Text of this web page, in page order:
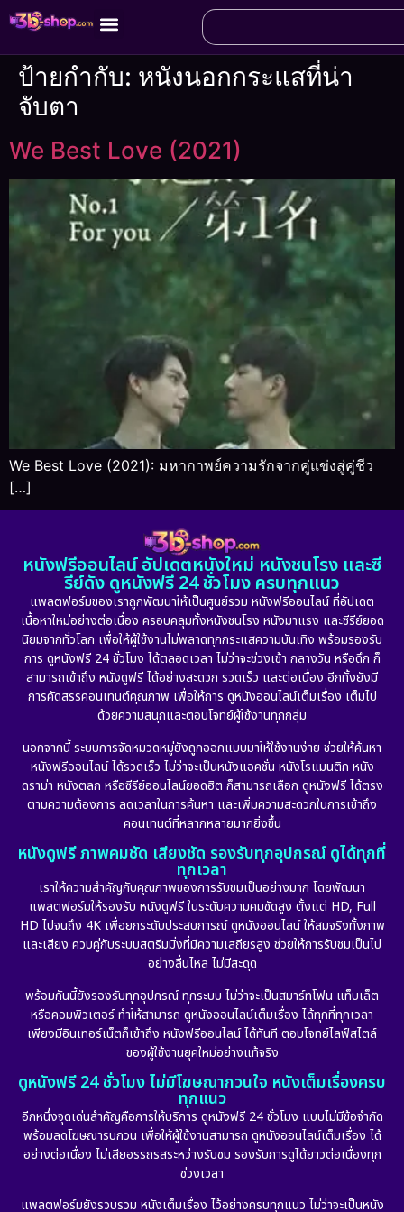
ป้ายกำกับ: หนังนอกกระแสที่น่า
จับตา
We Best Love (2021)
We Best Love (2021): มหากาพย์ความรักจากคู่แข่งสู่คู่ชีว
[…]
หนังฟรีออนไลน์ อัปเดตหนังใหม่ หนังชนโรง และซี
รีย์ดัง ดูหนังฟรี 24 ชั่วโมง ครบทุกแนว
แพลตฟอร์มของเราถูกพัฒนาให้เป็นศูนย์รวม หนังฟรีออนไลน์ ที่อัปเดต
เนื้อหาใหม่อย่างต่อเนื่อง ครอบคลุมทั้งหนังชนโรง หนังมาแรง และซีรีย์ยอด
นิยมจากทั่วโลก เพื่อให้ผู้ใช้งานไม่พลาดทุกกระแสความบันเทิง พร้อมรองรับ
การ ดูหนังฟรี 24 ชั่วโมง ได้ตลอดเวลา ไม่ว่าจะช่วงเช้า กลางวัน หรือดึก ก็
สามารถเข้าถึง หนังดูฟรี ได้อย่างสะดวก รวดเร็ว และต่อเนื่อง อีกทั้งยังมี
การคัดสรรคอนเทนต์คุณภาพ เพื่อให้การ ดูหนังออนไลน์เต็มเรื่อง เต็มไป
ด้วยความสนุกและตอบโจทย์ผู้ใช้งานทุกกลุ่ม
นอกจากนี้ ระบบการจัดหมวดหมู่ยังถูกออกแบบมาให้ใช้งานง่าย ช่วยให้ค้นหา
หนังฟรีออนไลน์ ได้รวดเร็ว ไม่ว่าจะเป็นหนังแอคชั่น หนังโรแมนติก หนัง
ดราม่า หนังตลก หรือซีรีย์ออนไลน์ยอดฮิต ก็สามารถเลือก ดูหนังฟรี ได้ตรง
ตามความต้องการ ลดเวลาในการค้นหา และเพิ่มความสะดวกในการเข้าถึง
คอนเทนต์ที่หลากหลายมากยิ่งขึ้น
หนังดูฟรี ภาพคมชัด เสียงชัด รองรับทุกอุปกรณ์ ดูได้ทุกที่
ทุกเวลา
เราให้ความสำคัญกับคุณภาพของการรับชมเป็นอย่างมาก โดยพัฒนา
แพลตฟอร์มให้รองรับ หนังดูฟรี ในระดับความคมชัดสูง ตั้งแต่ HD, Full
HD ไปจนถึง 4K เพื่อยกระดับประสบการณ์ ดูหนังออนไลน์ ให้สมจริงทั้งภาพ
และเสียง ควบคู่กับระบบสตรีมมิ่งที่มีความเสถียรสูง ช่วยให้การรับชมเป็นไป
อย่างลื่นไหล ไม่มีสะดุด
พร้อมกันนี้ยังรองรับทุกอุปกรณ์ ทุกระบบ ไม่ว่าจะเป็นสมาร์ทโฟน แท็บเล็ต
หรือคอมพิวเตอร์ ทำให้สามารถ ดูหนังออนไลน์เต็มเรื่อง ได้ทุกที่ทุกเวลา
เพียงมีอินเทอร์เน็ตก็เข้าถึง หนังฟรีออนไลน์ ได้ทันที ตอบโจทย์ไลฟ์สไตล์
ของผู้ใช้งานยุคใหม่อย่างแท้จริง
ดูหนังฟรี 24 ชั่วโมง ไม่มีโฆษณากวนใจ หนังเต็มเรื่องครบ
ทุกแนว
อีกหนึ่งจุดเด่นสำคัญคือการให้บริการ ดูหนังฟรี 24 ชั่วโมง แบบไม่มีข้อจำกัด
พร้อมลดโฆษณารบกวน เพื่อให้ผู้ใช้งานสามารถ ดูหนังออนไลน์เต็มเรื่อง ได้
อย่างต่อเนื่อง ไม่เสียอรรถรสระหว่างรับชม รองรับการดูได้ยาวต่อเนื่องทุก
ช่วงเวลา
แพลตฟอร์มยังรวบรวม หนังเต็มเรื่อง ไว้อย่างครบทุกแนว ไม่ว่าจะเป็นหนัง